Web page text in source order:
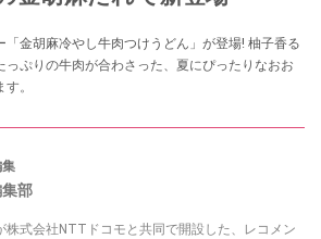
「金胡麻冷やし牛肉つけうどん」が登場! 柚子香る
っぷりの牛肉が合わさった、夏にぴったりなおお
。
集
部
株式会社NTTドコモと共同で開設した、レコメン